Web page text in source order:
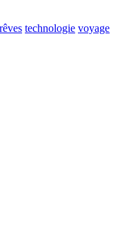
rêves technologie voyage